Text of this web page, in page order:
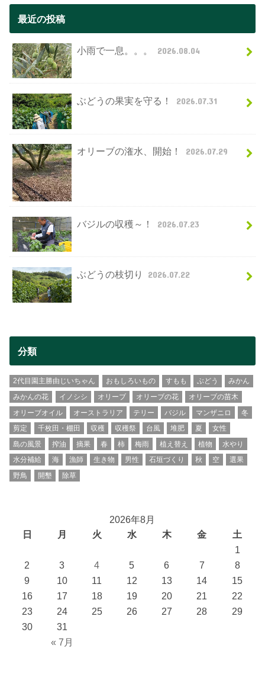
最近の投稿
小雨で一息。。。 2026.08.04
ぶどうの果実を守る！ 2026.07.31
オリーブの潅水、開始！ 2026.07.29
バジルの収穫～！ 2026.07.23
ぶどうの枝切り 2026.07.22
分類
2代目園主勝由じいちゃん おもしろいもの すもも ぶどう
みかん
みかんの花
イノシシ オリーブ オリーブの花
オリーブの苗木
オリーブオイル
オーストラリア テリー バジル マンザニロ
冬
剪定
千枚田・棚田 収穫 収穫祭 台風 堆肥 夏
女性
島の風景
搾油 摘果 春 柿 梅雨 植え替え 植物
水やり
水分補給
海 漁師 生き物 男性 石垣づくり 秋 空
選果
野鳥
開墾 除草
2026年8月
日
月 火 水 木 金 土
« 7月
1
2
3 4 5 6 7
8
9
10 11 12 13 14
15
16
17 18 19 20 21
22
23
24 25 26 27 28
29
30
31